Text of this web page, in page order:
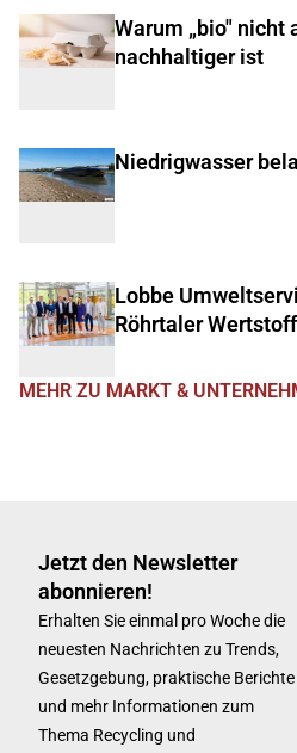
Warum „bio" nicht
nachhaltiger ist
Niedrigwasser
Lobbe
Röhrtaler
MEHR ZU MARKT &
Jetzt den Newsletter
abonnieren!
Erhalten Sie einmal pro Woche die
neuesten Nachrichten zu Trends,
Gesetzgebung, praktische Berichte
und mehr Informationen zum
Thema Recycling und